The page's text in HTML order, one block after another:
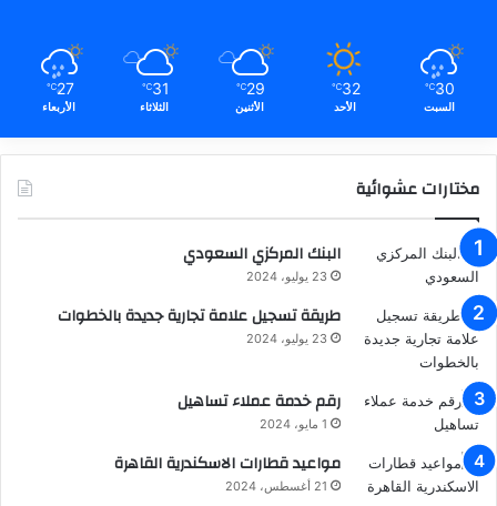
30
℃
السبت
32
℃
الأحد
29
℃
الأثنين
31
℃
الثلاثاء
27
℃
الأربعاء
مختارات عشوائية
البنك المركزي السعودي
23 يوليو، 2024
طريقة تسجيل علامة تجارية جديدة بالخطوات
23 يوليو، 2024
رقم خدمة عملاء تساهيل
1 مايو، 2024
مواعيد قطارات الاسكندرية القاهرة
21 أغسطس، 2024